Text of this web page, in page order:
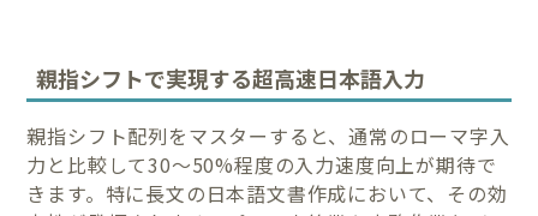
親指シフトで実現する超高速日本語入力
親指シフト配列をマスターすると、通常のローマ字入
力と比較して30〜50%程度の入力速度向上が期待で
きます。特に長文の日本語文書作成において、その効